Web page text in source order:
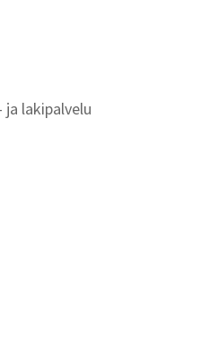
ja lakipalvelu